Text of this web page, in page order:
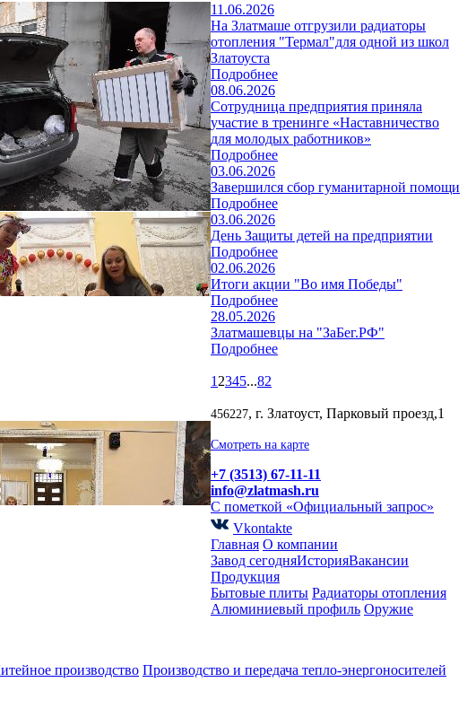
11.06.2026
На Златмаше отгрузили радиаторы
отопления "Термал"для одной из школ
Златоуста
Подробнее
08.06.2026
Сотрудница предприятия приняла
участие в тренинге «Наставничество
для молодых работников»
Подробнее
03.06.2026
Завершился сбор гуманитарной помощи
Подробнее
03.06.2026
День Защиты детей на предприятии
Подробнее
02.06.2026
Итоги акции "Во имя Победы"
Подробнее
28.05.2026
Златмашевцы на "ЗаБег.РФ"
Подробнее
1 2345...82
456227, г. Златоуст, Парковый проезд,1
Смотреть на карте
+7 (3513) 67-11-11
info@zlatmash.ru
С пометкой «Официальный запрос»
Vkontakte
Главная О компании
Завод сегодняИсторияВакансии
Продукция
Бытовые плиты Радиаторы отопления
Алюминиевый профиль Оружие
производство Производство и передача тепло-энергоносителей